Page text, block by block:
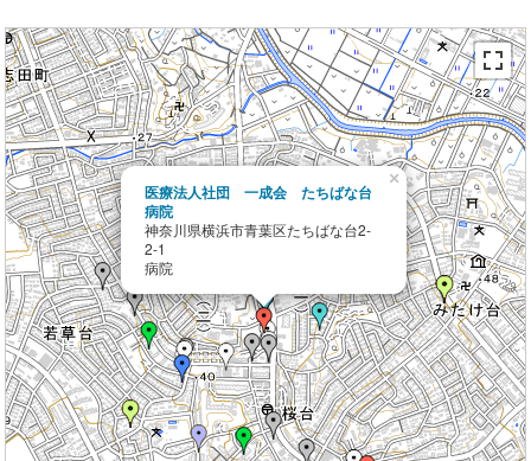
医療法人社団 一成会 たちばな台
病院
神奈川県横浜市青葉区たちばな台2-
2-1
病院
×